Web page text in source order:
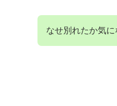
なせ別れたか気に